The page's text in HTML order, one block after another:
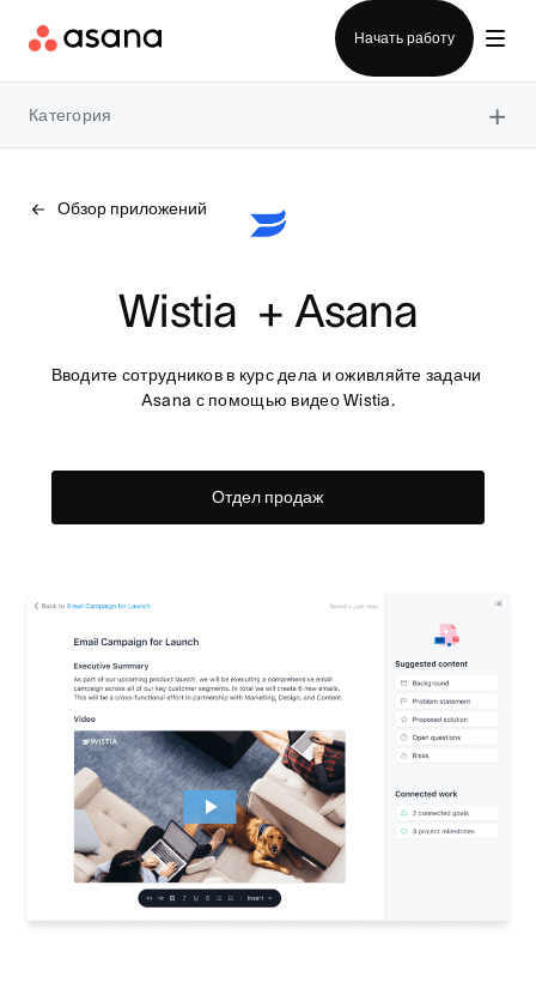
Начать работу
Категория ×
Обзор приложений
Wistia  + Asana
Вводите сотрудников в курс дела и оживляйте задачи
Asana с помощью видео Wistia.
Отдел продаж